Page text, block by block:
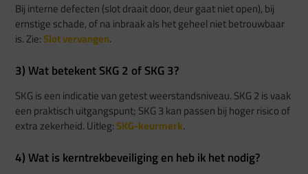
Bij interne defecten (slot draait door, deur gaat niet open), bij
ernstige schade, of na inbraak als het geheel niet betrouwbaar
is. Zie:Slot vervangen.
3) Wat betekent SKG 2 of SKG 3?
SKG is een indicatie van getest weerstandsniveau. SKG 2 is vaak
een praktisch uitgangspunt; SKG 3 kan passen bij hoger risico of
extra zekerheid. Uitleg:SKG-keurmerk.
4) Wat is kerntrekbeveiliging en heb ik het nodig?